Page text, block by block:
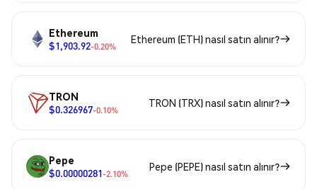
Ethereum
$1,903.92-0.20%
Ethereum (ETH) nasıl satın alınır?
TRON
$0.326967-0.10%
TRON (TRX) nasıl satın alınır?
Pepe
$0.00000281-2.10%
Pepe (PEPE) nasıl satın alınır?